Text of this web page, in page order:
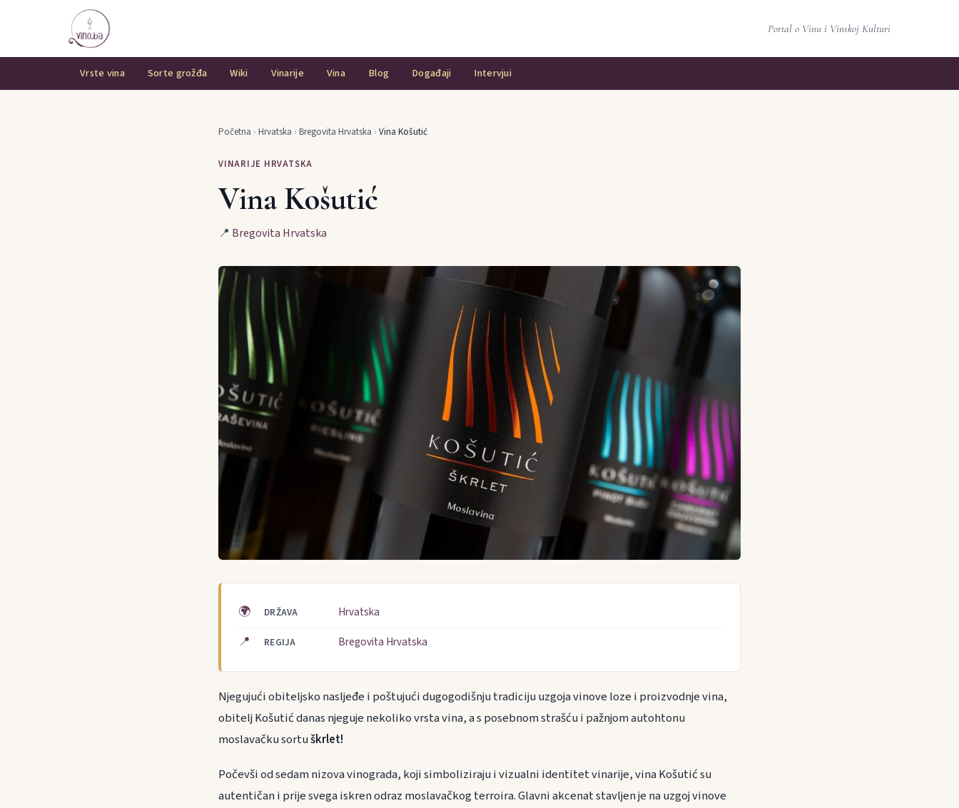
Portal o Vinu i Vinskoj Kulturi
Vrste vina Sorte grožđa Wiki Vinarije Vina Blog Događaji Intervjui
Početna › Hrvatska › Bregovita Hrvatska › Vina Košutić
VINARIJE HRVATSKA
Vina Košutić
📍 Bregovita Hrvatska
🌍 DRŽAVA Hrvatska
📍 REGIJA Bregovita Hrvatska
Njegujući obiteljsko nasljeđe i poštujući dugogodišnju tradiciju uzgoja vinove loze i proizvodnje vina,
obitelj Košutić danas njeguje nekoliko vrsta vina, a s posebnom strašću i pažnjom autohtonu
moslavačku sortuškrlet!
Počevši od sedam nizova vinograda, koji simboliziraju i vizualni identitet vinarije, vina Košutić su
autentičan i prije svega iskren odraz moslavačkog terroira. Glavni akcenat stavljen je na uzgoj vinove